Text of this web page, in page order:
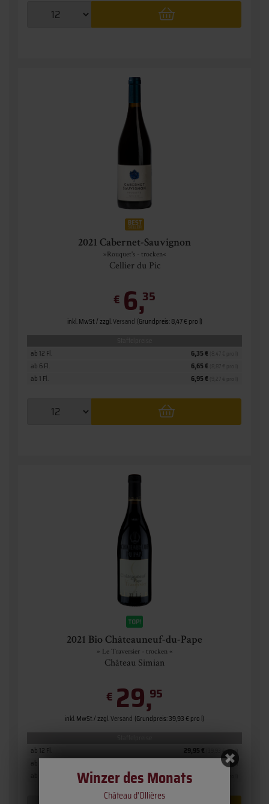
Winzer des Monats
Château d'Ollières
2021 Cabernet-Sauvignon
»Rouquet's - trocken«
Cellier du Pic
€ 6,35
inkl. MwSt. / zzgl.Versand (Grundpreis: 8,47 € pro l)
ab 1 Fl. 6,95 €
ab 6 Fl. 6,65 €
ab 12 Fl. 6,35 €
2021 Bio Châteauneuf-du-Pape
» Le Traversier - trocken «
Château Simian
€ 29,95
inkl. MwSt. / zzgl.Versand (Grundpreis: 39,93 € pro l)
37,65 €
ab 6 Fl. (47,67 € pro l)
ab 12 Fl. 29,95 € (39,93 € pro l)